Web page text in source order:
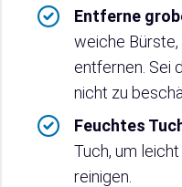
Entferne
weiche Bürste,
entfernen. Sei
nicht zu
Feuchtes
Tuch, um
reinigen.